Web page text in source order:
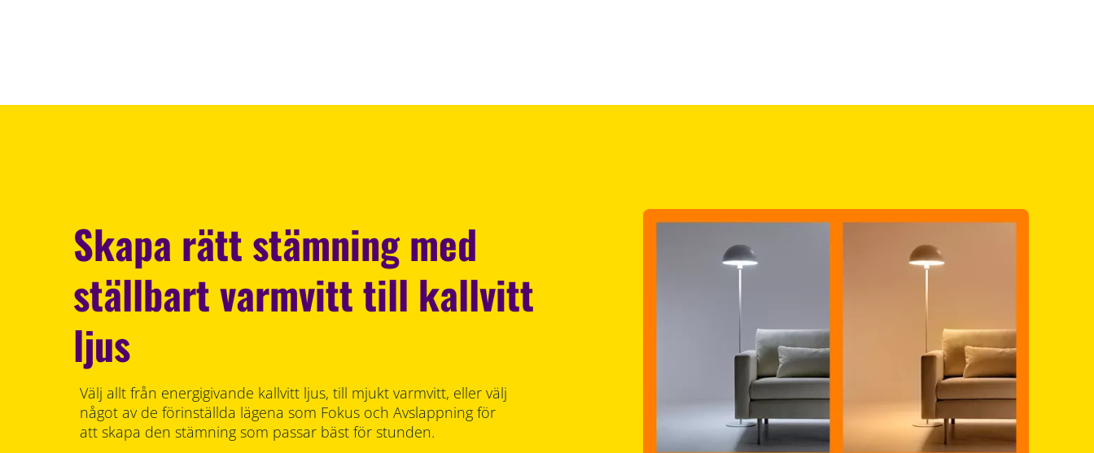
Skapa rätt stämning med
ställbart varmvitt till kallvitt
ljus
Välj allt från energigivande kallvitt ljus, till mjukt varmvitt, eller välj
något av de förinställda lägena som Fokus och Avslappning för
att skapa den stämning som passar bäst för stunden.